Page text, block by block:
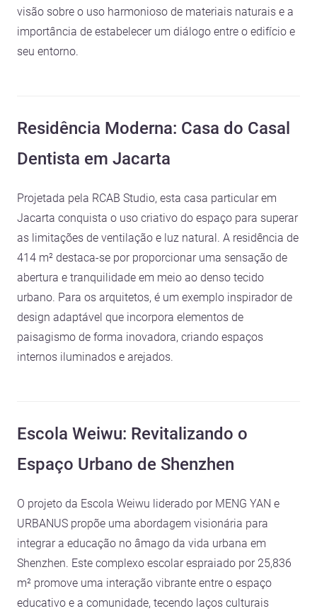
visão sobre o uso harmonioso de materiais naturais e a
importância de estabelecer um diálogo entre o edifício e
seu entorno.
Residência Moderna: Casa do Casal
Dentista em Jacarta
Projetada pela RCAB Studio, esta casa particular em
Jacarta conquista o uso criativo do espaço para superar
as limitações de ventilação e luz natural. A residência de
414 m² destaca-se por proporcionar uma sensação de
abertura e tranquilidade em meio ao denso tecido
urbano. Para os arquitetos, é um exemplo inspirador de
design adaptável que incorpora elementos de
paisagismo de forma inovadora, criando espaços
internos iluminados e arejados.
Escola Weiwu: Revitalizando o
Espaço Urbano de Shenzhen
O projeto da Escola Weiwu liderado por MENG YAN e
URBANUS propõe uma abordagem visionária para
integrar a educação no âmago da vida urbana em
Shenzhen. Este complexo escolar espraiado por 25,836
m² promove uma interação vibrante entre o espaço
educativo e a comunidade, tecendo laços culturais